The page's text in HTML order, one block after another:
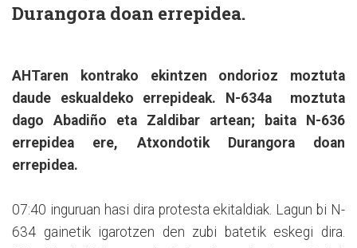
Durangora doan errepidea.
AHTaren kontrako ekintzen ondorioz moztuta
daude eskualdeko errepideak. N-634a moztuta
dago Abadiño eta Zaldibar artean; baita N-636
errepidea ere, Atxondotik Durangora doan
errepidea.
07:40 inguruan hasi dira protesta ekitaldiak. Lagun bi N-
634 gainetik igarotzen den zubi batetik eskegi dira.